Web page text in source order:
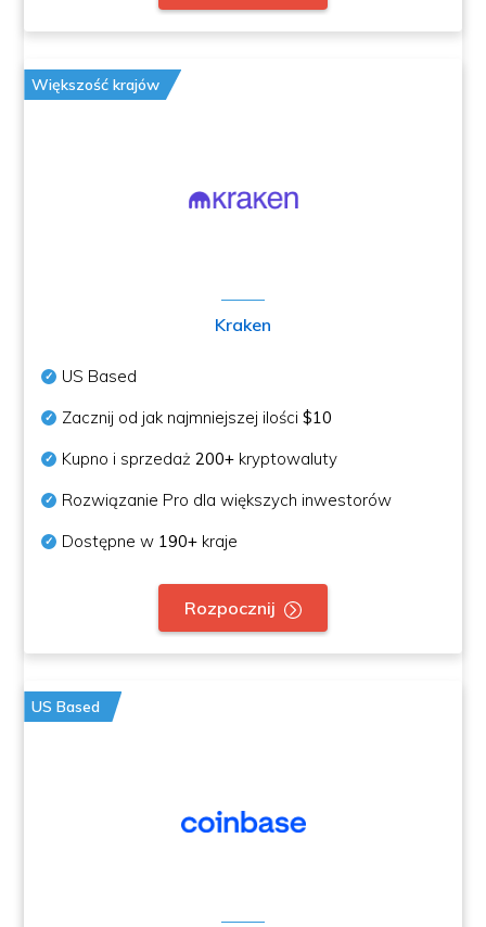
Większość krajów
Kraken
US Based
Zacznij od jak najmniejszej ilości$10
Kupno i sprzedaż200+ kryptowaluty
Rozwiązanie Pro dla większych inwestorów
Dostępne w 190+ kraje
Rozpocznij
US Based